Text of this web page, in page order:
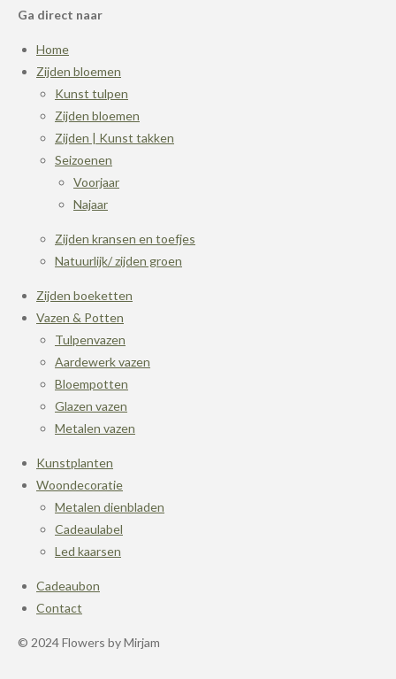
Ga direct naar
Home
Zijden bloemen
Kunst tulpen
Zijden bloemen
Zijden | Kunst takken
Seizoenen
Voorjaar
Najaar
Zijden kransen en toefjes
Natuurlijk/ zijden groen
Zijden boeketten
Vazen & Potten
Tulpenvazen
Aardewerk vazen
Bloempotten
Glazen vazen
Metalen vazen
Kunstplanten
Woondecoratie
Metalen dienbladen
Cadeaulabel
Led kaarsen
Cadeaubon
Contact
© 2024 Flowers by Mirjam